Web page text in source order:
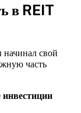
в REIT
свой
часть